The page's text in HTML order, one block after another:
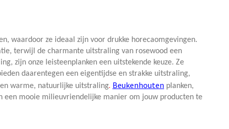
waardoor ze ideaal zijn voor drukke horecaomgevingen.
terwijl de charmante uitstraling van rosewood een
zijn onze leisteenplanken een uitstekende keuze. Ze
daarentegen een eigentijdse en strakke uitstraling,
warme, natuurlijke uitstraling. Beukenhouten planken,
een mooie milieuvriendelijke manier om jouw producten te